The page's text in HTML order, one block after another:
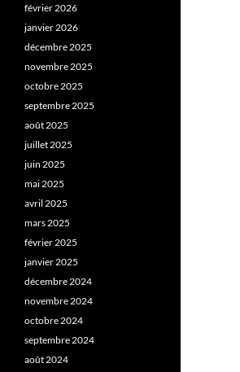
février 2026
janvier 2026
décembre 2025
novembre 2025
octobre 2025
septembre 2025
août 2025
juillet 2025
juin 2025
mai 2025
avril 2025
mars 2025
février 2025
janvier 2025
décembre 2024
novembre 2024
octobre 2024
septembre 2024
août 2024